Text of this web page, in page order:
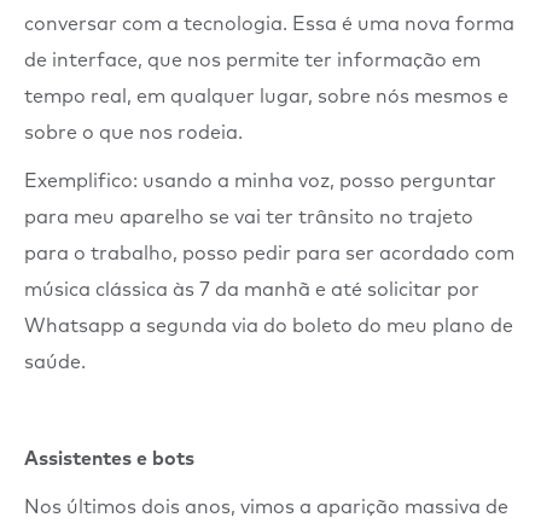
conversar com a tecnologia. Essa é uma nova forma
de interface, que nos permite ter informação em
tempo real, em qualquer lugar, sobre nós mesmos e
sobre o que nos rodeia.
Exemplifico: usando a minha voz, posso perguntar
para meu aparelho se vai ter trânsito no trajeto
para o trabalho, posso pedir para ser acordado com
música clássica às 7 da manhã e até solicitar por
Whatsapp a segunda via do boleto do meu plano de
saúde.
Assistentes e bots
Nos últimos dois anos, vimos a aparição massiva de